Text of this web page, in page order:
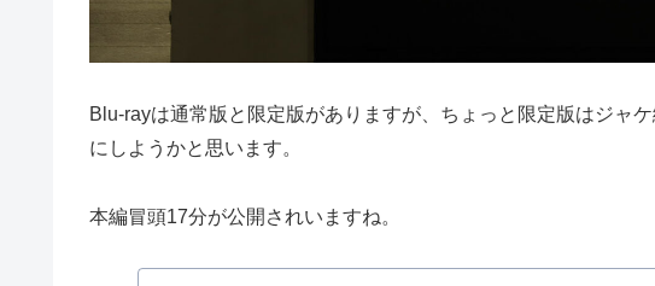
Blu-rayは通常版と限定版がありますが、ちょっと限定版はジャ
にしようかと思います。
本編冒頭17分が公開されいますね。